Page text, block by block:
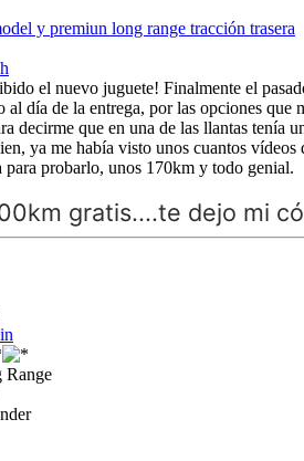
y premiun long range tracción trasera
el nuevo juguete! Finalmente el
al día de la entrega, por las opciones
decirme que en una de las llantas tenía
ya me había visto unos cuantos
para probarlo, unos 170km y todo genial.
gratis....te dejo mi
Range